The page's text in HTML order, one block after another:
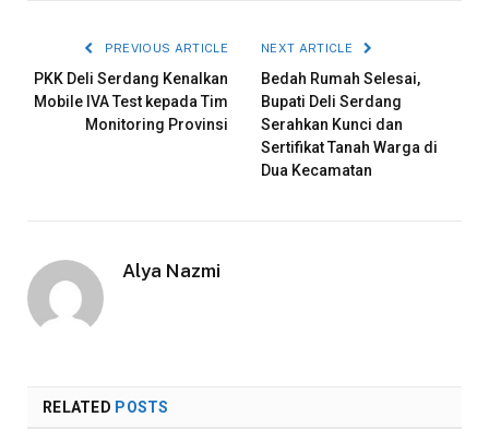
PREVIOUS ARTICLE
PKK Deli Serdang Kenalkan
Mobile IVA Test kepada Tim
Monitoring Provinsi
NEXT ARTICLE
Bedah Rumah Selesai,
Bupati Deli Serdang
Serahkan Kunci dan
Sertifikat Tanah Warga di
Dua Kecamatan
Alya Nazmi
RELATED POSTS